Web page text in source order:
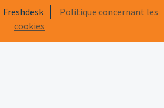
Freshdesk
Politique concernant les
cookies